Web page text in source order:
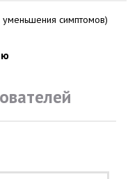
уменьшения симптомов)